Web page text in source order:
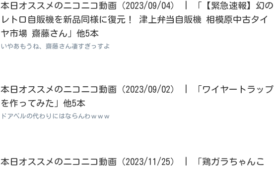
本日オススメのニコニコ動画（2023/09/04） | 「【緊急速報】幻の
レトロ自販機を新品同様に復元！ 津上弁当自販機 相模原中古タイ
ヤ市場 齋藤さん」他5本
いやあもうね、齋藤さん凄すぎっすよ
本日オススメのニコニコ動画（2023/09/02） | 「ワイヤートラップ
を作ってみた」他5本
ドアベルの代わりにはならんわｗｗｗ
本日オススメのニコニコ動画（2023/11/25） | 「鶏ガラちゃんこ